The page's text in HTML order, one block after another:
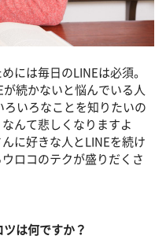
には毎日のLINEは必須。
続かないと悩んでいる人
いろなことを知りたいの
んて悲しくなりますよ
に好きな人とLINEを続け
ロコのテクが盛りだくさ
は何ですか？